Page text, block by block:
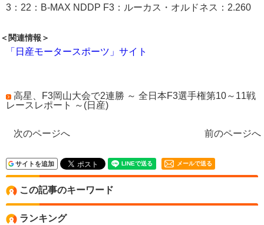
3：22：B-MAX NDDP F3：ルーカス・オルドネス：2.260
＜関連情報＞
「日産モータースポーツ」サイト
高星、F3岡山大会で2連勝 ～ 全日本F3選手権第10～11戦
レースレポート ～(日産)
次のページへ 前のページへ
サイトを追加 メールで送る
この記事のキーワード
ランキング